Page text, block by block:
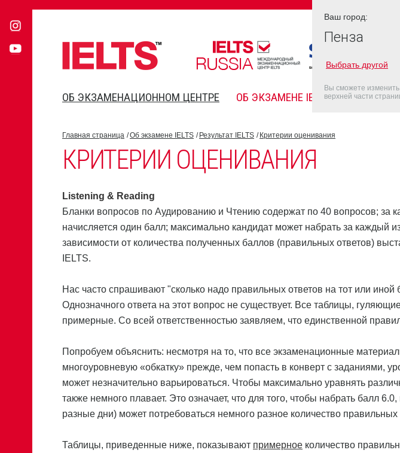
ОБ ЭКЗАМЕНАЦИОННОМ ЦЕНТРЕ ОБ ЭКЗАМЕНЕ IELTS FAQ
Главная страница Об экзамене IELTS Результат IELTS Критерии оценивания
КРИТЕРИИ ОЦЕНИВАНИЯ
Listening & Reading
Бланки вопросов по Аудированию и Чтению содержат по 40 вопросов; за
начисляется один балл; максимально кандидат может набрать за каждый
зависимости от количества полученных баллов (правильных ответов)
IELTS.
Нас часто спрашивают "сколько надо правильных ответов на тот или иной
Однозначного ответа на этот вопрос не существует. Все таблицы,
примерные. Со всей ответственностью заявляем, что единственной
Попробуем объяснить: несмотря на то, что все экзаменационные
многоуровневую «обкатку» прежде, чем попасть в конверт с заданиями,
может незначительно варьироваться. Чтобы максимально уравнять
также немного плавает. Это означает, что для того, чтобы набрать балл
разные дни) может потребоваться немного разное количество правильных
Таблицы, приведенные ниже, показывают примерное количество
Ваш город:
Пенза
Выбрать другой
Вы сможете
верхней части